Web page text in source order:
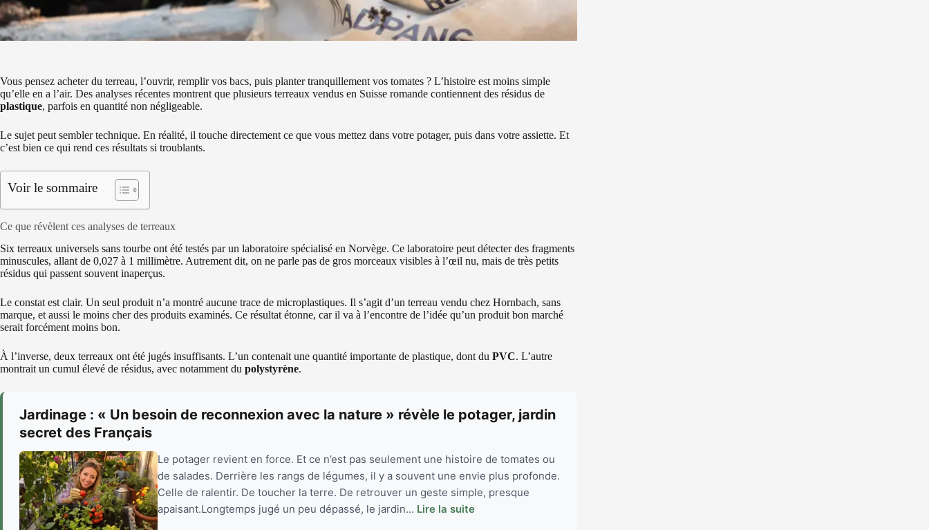
Vous pensez acheter du terreau, l’ouvrir, remplir vos bacs, puis planter tranquillement vos tomates ? L’histoire est moins simple
qu’elle en a l’air. Des analyses récentes montrent que plusieurs terreaux vendus en Suisse romande contiennent des résidus de
plastique, parfois en quantité non négligeable.
Le sujet peut sembler technique. En réalité, il touche directement ce que vous mettez dans votre potager, puis dans votre assiette. Et
c’est bien ce qui rend ces résultats si troublants.
Voir le sommaire
Ce que révèlent ces analyses de terreaux
Six terreaux universels sans tourbe ont été testés par un laboratoire spécialisé en Norvège. Ce laboratoire peut détecter des fragments
minuscules, allant de 0,027 à 1 millimètre. Autrement dit, on ne parle pas de gros morceaux visibles à l’œil nu, mais de très petits
résidus qui passent souvent inaperçus.
Le constat est clair. Un seul produit n’a montré aucune trace de microplastiques. Il s’agit d’un terreau vendu chez Hornbach, sans
marque, et aussi le moins cher des produits examinés. Ce résultat étonne, car il va à l’encontre de l’idée qu’un produit bon marché
serait forcément moins bon.
À l’inverse, deux terreaux ont été jugés insuffisants. L’un contenait une quantité importante de plastique, dont du PVC. L’autre
montrait un cumul élevé de résidus, avec notamment du polystyrène.
Jardinage : « Un besoin de reconnexion avec la nature » révèle le potager, jardin
secret des Français
Le potager revient en force. Et ce n’est pas seulement une histoire de tomates ou
de salades. Derrière les rangs de légumes, il y a souvent une envie plus profonde.
Celle de ralentir. De toucher la terre. De retrouver un geste simple, presque
apaisant.Longtemps jugé un peu dépassé, le jardin... Lire la suite